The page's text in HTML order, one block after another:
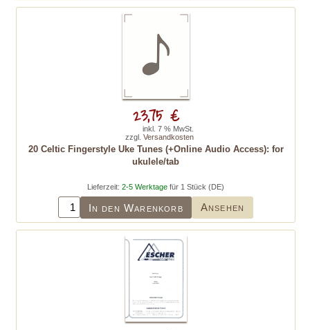
20 Celtic Fingerstyle Uke Tunes (+Online Audio Access): for
ukulele/tab
Lieferzeit: 2-5 Werktage für 1 Stück (DE)
In den Warenkorb Ansehen
23,75 €
inkl. 7 % MwSt.
zzgl. Versandkosten